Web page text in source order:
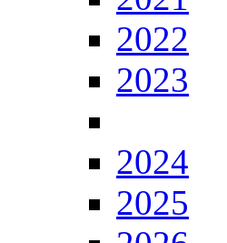
2022
2023
2024
2025